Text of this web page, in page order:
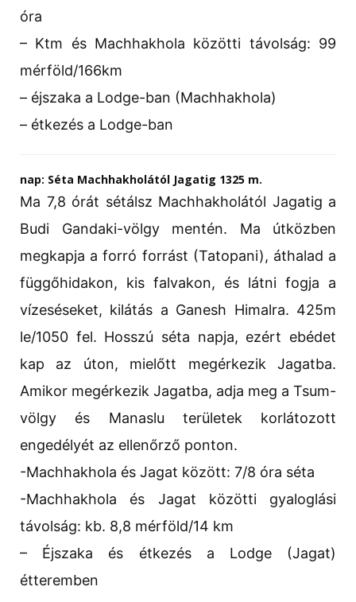
óra
– Ktm és Machhakhola közötti távolság: 99
mérföld/166km
– éjszaka a Lodge-ban (Machhakhola)
– étkezés a Lodge-ban
nap: Séta Machhakholától Jagatig 1325 m.
Ma 7,8 órát sétálsz Machhakholától Jagatig a
Budi Gandaki-völgy mentén. Ma útközben
megkapja a forró forrást (Tatopani), áthalad a
függőhidakon, kis falvakon, és látni fogja a
vízeséseket, kilátás a Ganesh Himalra. 425m
le/1050 fel. Hosszú séta napja, ezért ebédet
kap az úton, mielőtt megérkezik Jagatba.
Amikor megérkezik Jagatba, adja meg a Tsum-
völgy és Manaslu területek korlátozott
engedélyét az ellenőrző ponton.
-Machhakhola és Jagat között: 7/8 óra séta
-Machhakhola és Jagat közötti gyaloglási
távolság: kb. 8,8 mérföld/14 km
– Éjszaka és étkezés a Lodge (Jagat)
étteremben